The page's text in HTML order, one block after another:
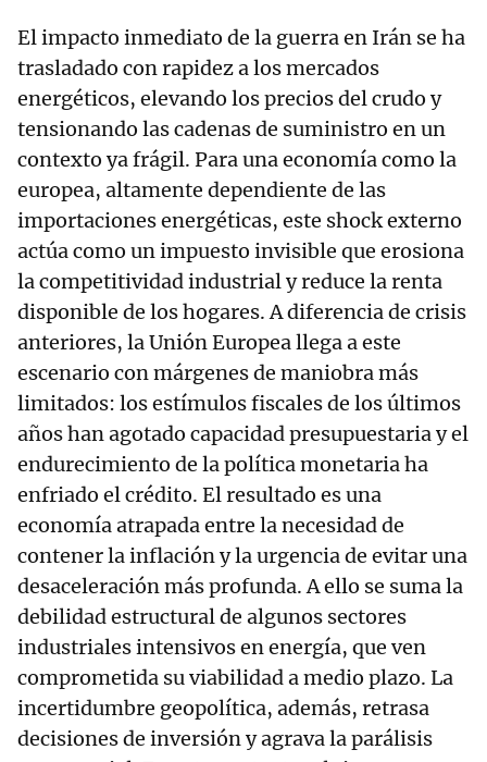
El impacto inmediato de la guerra en Irán se ha
trasladado con rapidez a los mercados
energéticos, elevando los precios del crudo y
tensionando las cadenas de suministro en un
contexto ya frágil. Para una economía como la
europea, altamente dependiente de las
importaciones energéticas, este shock externo
actúa como un impuesto invisible que erosiona
la competitividad industrial y reduce la renta
disponible de los hogares. A diferencia de crisis
anteriores, la Unión Europea llega a este
escenario con márgenes de maniobra más
limitados: los estímulos fiscales de los últimos
años han agotado capacidad presupuestaria y el
endurecimiento de la política monetaria ha
enfriado el crédito. El resultado es una
economía atrapada entre la necesidad de
contener la inflación y la urgencia de evitar una
desaceleración más profunda. A ello se suma la
debilidad estructural de algunos sectores
industriales intensivos en energía, que ven
comprometida su viabilidad a medio plazo. La
incertidumbre geopolítica, además, retrasa
decisiones de inversión y agrava la parálisis